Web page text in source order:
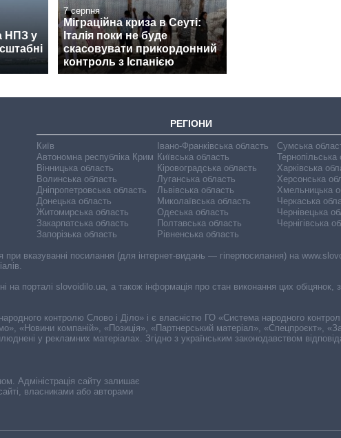
НПЗ у
7 серпня
Міграційна криза в Сеуті:
Італія поки не буде
скасовувати прикордонний
контроль з Іспанією
РЕГІОНИ
Київ
Автономна республіка Крим
Вінницька область
Волинська область
Дніпропетровська область
Донецька область
Житомирська область
Закарпатська область
Запорізька область
Івано-Франківська область
Київська область
Кіровоградська область
Луганська область
Львівська область
Миколаївська область
Одеська область
Полтавська область
Рівненська область
Сумська
Тернопільська
Харківська
Херсонська
Хмельницька
Черкаська
Чернівецька
Чернігівська
Адміністрація сайту залишає
власниками або авторами
вказуванні посилання (для інтернет-видань — гіперпосилання) на
на порталі slovoidilo.ua, а також інформація про стан виконання цих
контролю Слово і Діло» і є власністю ГО «Система народного
«Новини компаній», «Позиція», «Партнерський матеріал», «Спецпроєкт»,
у рекламних матеріалах. Згідно з українським законодавством